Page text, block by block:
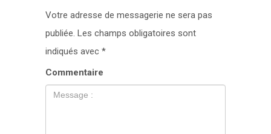
Votre adresse de messagerie ne sera pas
publiée. Les champs obligatoires sont
indiqués avec *
Commentaire